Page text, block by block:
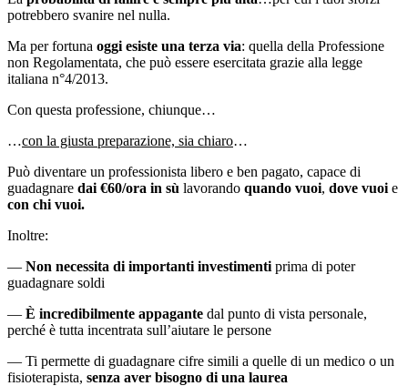
potrebbero svanire nel nulla.
Ma per fortuna oggi esiste una terza via: quella della Professione
non Regolamentata, che può essere esercitata grazie alla legge
italiana n°4/2013.
Con questa professione, chiunque…
…con la giusta preparazione, sia chiaro…
Può diventare un professionista libero e ben pagato, capace di
guadagnare dai €60/ora in sù lavorando quando vuoi, dove vuoi e
con chi vuoi.
Inoltre:
— Non necessita di importanti investimenti prima di poter
guadagnare soldi
— È incredibilmente appagante dal punto di vista personale,
perché è tutta incentrata sull’aiutare le persone
— Ti permette di guadagnare cifre simili a quelle di un medico o un
fisioterapista, senza aver bisogno di una laurea